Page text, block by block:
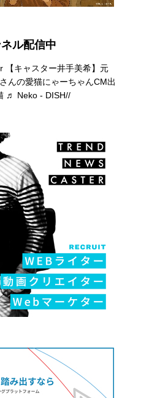
ル配信中
【キャスター井手美希】元
んの愛猫にゃーちゃんCM出
♬ Neko - DISH//